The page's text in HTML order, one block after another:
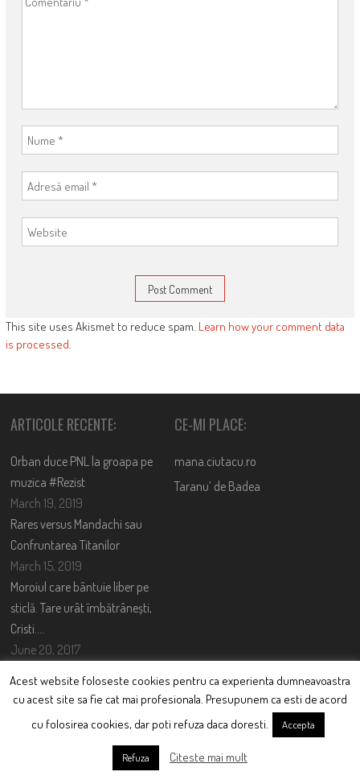
This site uses Akismet to reduce spam. Learn how your comment data
is processed.
ARTICOLE RECENTE:
Orban duce PNL la groapa pe
muzica #Rezist
March 19, 2019
Rares versus Mandachi sau
Confruntarea Titanilor
March 15, 2019
Moroiul care bântuie liber pe
sticlă. Tare urât îmbătrânești,
Cristi….
June 20, 2017
CE-MI PLACE:
mana.ciutacu.ro
Taranu’ de Badea
TWITTER FEED
Could not authenticate you.
Acest website foloseste cookies pentru ca experienta dumneavoastra
cu acest site sa fie cat mai profesionala. Presupunem ca esti de acord
cu folosirea cookies, dar poti refuza daca doresti.
Accepta
Refuza Citeste mai mult